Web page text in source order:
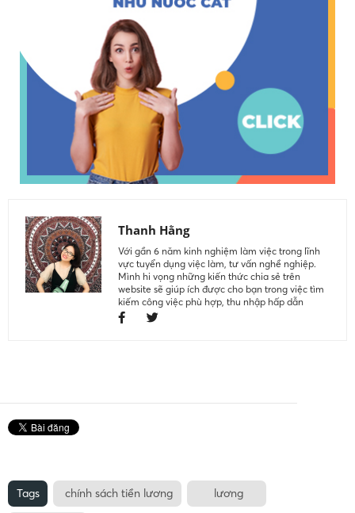
Thanh Hằng
Với gần 6 năm kinh nghiệm làm việc trong lĩnh
vực tuyển dụng việc làm, tư vấn nghề nghiệp.
Mình hi vọng những kiến thức chia sẻ trên
website sẽ giúp ích được cho bạn trong việc tìm
kiếm công việc phù hợp, thu nhập hấp dẫn
Tags chính sách tiền lương lương